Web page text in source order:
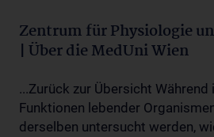
Zentrum für Physiologie
| Über die MedUni Wien
...Zurück zur Übersicht
Funktionen lebender
derselben untersucht werden,